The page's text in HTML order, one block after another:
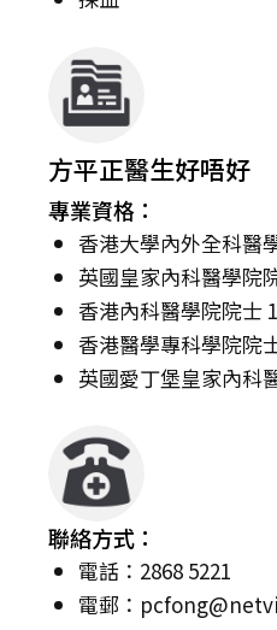
方平正醫生好唔好
專業資格：
香港大學內外全科醫
英國皇家內科醫學院
香港內科醫學院院士
香港醫學專科學院院
英國愛丁堡皇家內科
聯絡方式：
電話：2868 5221
電郵：